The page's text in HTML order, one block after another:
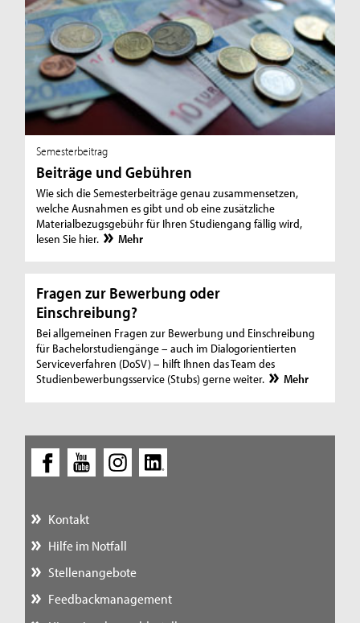
Semesterbeitrag
Beiträge und Gebühren
Wie sich die Semesterbeiträge genau zusammensetzen,
welche Ausnahmen es gibt und ob eine zusätzliche
Materialbezugsgebühr für Ihren Studiengang fällig wird,
lesen Sie hier.
Mehr
Fragen zur Bewerbung oder
Einschreibung?
Bei allgemeinen Fragen zur Bewerbung und Einschreibung
für Bachelorstudiengänge – auch im Dialogorientierten
Serviceverfahren (DoSV) – hilft Ihnen das Team des
Studienbewerbungsservice (Stubs) gerne weiter.
Mehr
Kontakt
Hilfe im Notfall
Stellenangebote
Feedbackmanagement